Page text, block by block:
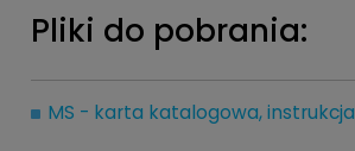
Pliki do pobrania:
MS - karta katalogowa, instrukcja